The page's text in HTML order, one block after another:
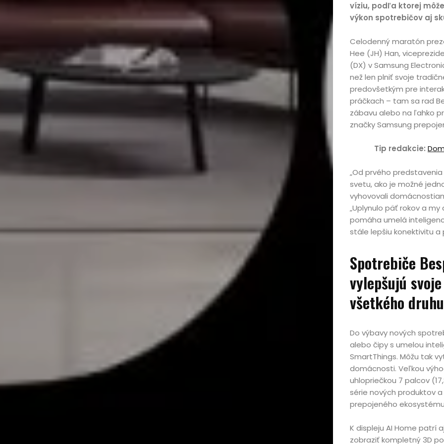
víziu, podľa ktorej
výkon spotrebičov aj
Celodenný maratón
Hee (JH) Han,
(DX) v Samsung
než len plniť svoje
predovšetkým pre
práčkach – tam sa rad
zábavu alebo na ľahko
značky Samsung
Tip redakcie:
„Od prvého predstavenia
svetu, ako je možné
vyhovovali
„Uplynulo päť rokov a
pomáha umelá
stále lepšiu konektivitu a
Spotrebiče
vylepšujú
všetkého druhu
Do výbavy nových
alebo čipy s umelou
SmartThings. Môžu tak
domácnosti. Veľkou
uhlopriečkou 7 palcov
série nových produktov
prepojeného
K displeju AI Home patrí
zobraziť kompletný 3D